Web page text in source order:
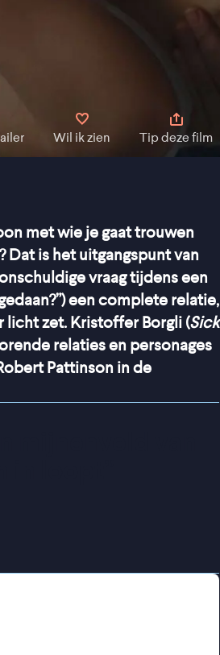
Wil ik zien Tip deze film
met wie je gaat trouwen
Dat is het uitgangspunt van
vraag tijdens een
een complete relatie,
zet. Kristoffer Borgli (Sick
relaties en personages
Pattinson in de
de uitnodigingen zijn